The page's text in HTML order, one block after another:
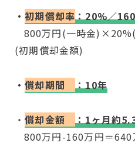
・初期償却率：20%／
800万円(一時金
(初期償却金額)
・償却期間：10年
・償却金額：1ヶ月約
800万円-160万円＝640